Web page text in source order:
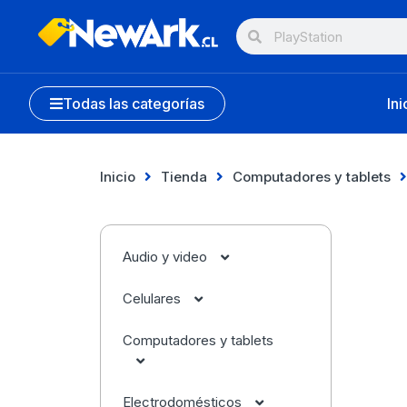
Todas las categorías
Inicio Tienda Computadores y tablets
Audio y video
Audífonos
Celulares
Accesorios
Computadores y tablets
Electrodomésticos